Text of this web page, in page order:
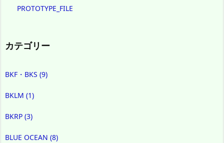
PROTOTYPE_FILE
カテゴリー
BKF・BKS (9)
BKLM (1)
BKRP (3)
BLUE OCEAN (8)